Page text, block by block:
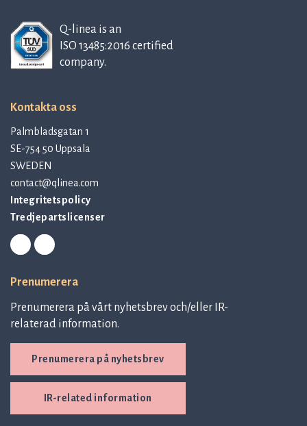
Q-linea is an
ISO 13485:2016 certified
company.
Kontakta oss
Palmbladsgatan 1
SE-754 50 Uppsala
SWEDEN
contact@qlinea.com
Integritetspolicy
Tredjepartslicenser
Prenumerera
Prenumerera på vårt nyhetsbrev och/eller IR-
relaterad information.
Prenumerera på nyhetsbrev
IR-related information